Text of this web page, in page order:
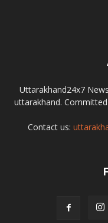
Uttarakhand24x7
uttarakhand.
Contact us: